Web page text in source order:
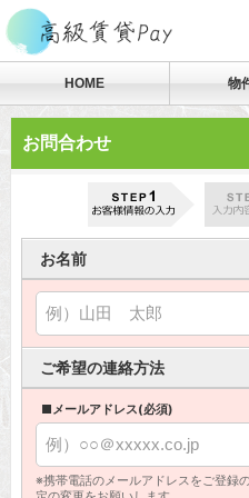
HOME 物
お問合わせ
お名前
ご希望の連絡方法
■メールアドレス(必須)
※携帯電話のメールアドレスをご登録